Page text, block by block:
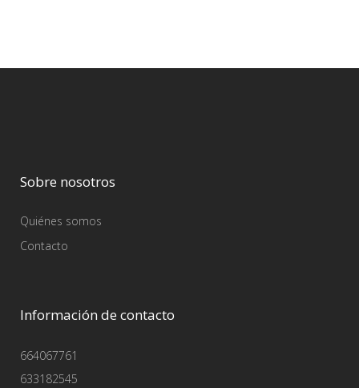
Sobre nosotros
Quiénes somos
Contacto
Información de contacto
664067761
633182545